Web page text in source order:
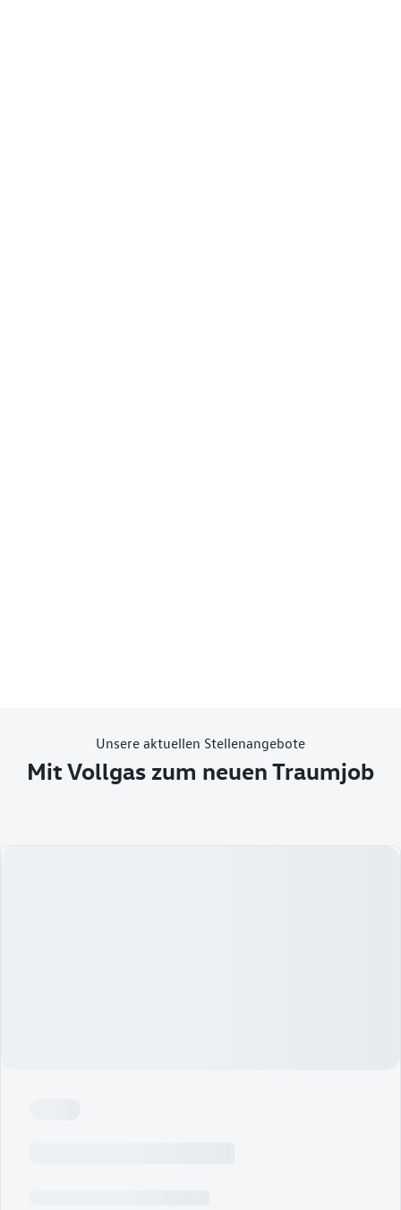
Unsere aktuellen Stellenangebote
Mit Vollgas zum neuen Traumjob